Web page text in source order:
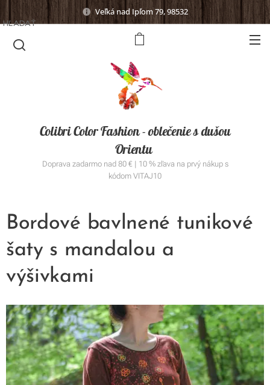
Veľká nad Ipľom 79, 98532
Colibri Color Fashion - oblečenie s dušou
Orientu
Doprava zadarmo nad 80 € | 10 % zľava na prvý nákup s
kódom VITAJ10
HĽADAŤ
Bordové bavlnené tunikové
šaty s mandalou a
výšivkami